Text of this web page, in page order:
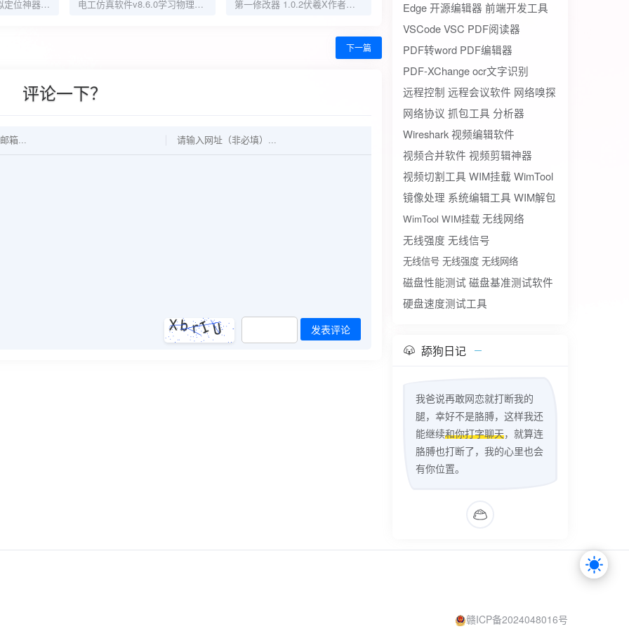
悟空云最新手机虚拟定位神器无需root全局模拟定位 电工仿真软件v8.6.0学习物理电路解锁VIP功能 第一修改器 1.0.2伏羲X作者出品支持分身游戏变速
下一篇
评论一下？
发表评论
Edge开源编辑器 前端开发工具
VSCodeVSC PDF阅读器
PDF转word PDF编辑器
PDF-XChangeocr文字识别
远程控制 远程会议软件 网络嗅探
网络协议 抓包工具 分析器
Wireshark视频编辑软件
视频合并软件 视频剪辑神器
视频切割工具 WIM挂载 WimTool
镜像处理 系统编辑工具 WIM解包
WimTool WIM挂载 无线网络
无线强度 无线信号
无线信号 无线强度 无线网络
磁盘性能测试 磁盘基准测试软件
硬盘速度测试工具
舔狗日记
我爸说再敢网恋就打断我的
腿，幸好不是胳膊，这样我还
能继续和你打字聊天，就算连
胳膊也打断了，我的心里也会
有你位置。
赣ICP备2024048016号